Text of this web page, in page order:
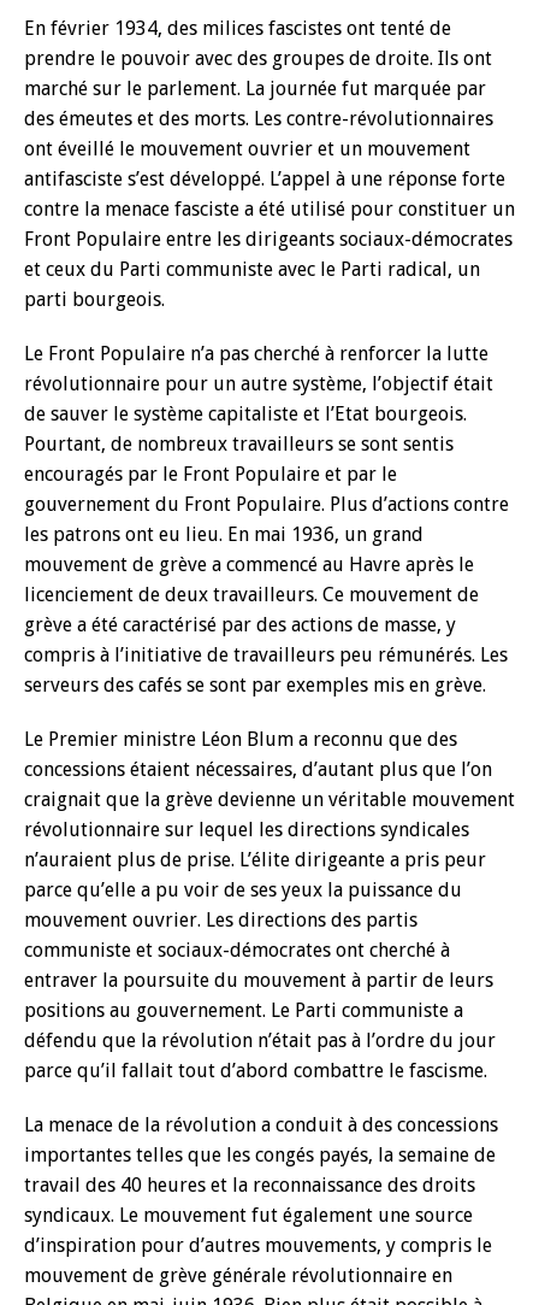
En février 1934, des milices fascistes ont tenté de
prendre le pouvoir avec des groupes de droite. Ils ont
marché sur le parlement. La journée fut marquée par
des émeutes et des morts. Les contre-révolutionnaires
ont éveillé le mouvement ouvrier et un mouvement
antifasciste s’est développé. L’appel à une réponse forte
contre la menace fasciste a été utilisé pour constituer un
Front Populaire entre les dirigeants sociaux-démocrates
et ceux du Parti communiste avec le Parti radical, un
parti bourgeois.
Le Front Populaire n’a pas cherché à renforcer la lutte
révolutionnaire pour un autre système, l’objectif était
de sauver le système capitaliste et l’Etat bourgeois.
Pourtant, de nombreux travailleurs se sont sentis
encouragés par le Front Populaire et par le
gouvernement du Front Populaire. Plus d’actions contre
les patrons ont eu lieu. En mai 1936, un grand
mouvement de grève a commencé au Havre après le
licenciement de deux travailleurs. Ce mouvement de
grève a été caractérisé par des actions de masse, y
compris à l’initiative de travailleurs peu rémunérés. Les
serveurs des cafés se sont par exemples mis en grève.
Le Premier ministre Léon Blum a reconnu que des
concessions étaient nécessaires, d’autant plus que l’on
craignait que la grève devienne un véritable mouvement
révolutionnaire sur lequel les directions syndicales
n’auraient plus de prise. L’élite dirigeante a pris peur
parce qu’elle a pu voir de ses yeux la puissance du
mouvement ouvrier. Les directions des partis
communiste et sociaux-démocrates ont cherché à
entraver la poursuite du mouvement à partir de leurs
positions au gouvernement. Le Parti communiste a
défendu que la révolution n’était pas à l’ordre du jour
parce qu’il fallait tout d’abord combattre le fascisme.
La menace de la révolution a conduit à des concessions
importantes telles que les congés payés, la semaine de
travail des 40 heures et la reconnaissance des droits
syndicaux. Le mouvement fut également une source
d’inspiration pour d’autres mouvements, y compris le
mouvement de grève générale révolutionnaire en